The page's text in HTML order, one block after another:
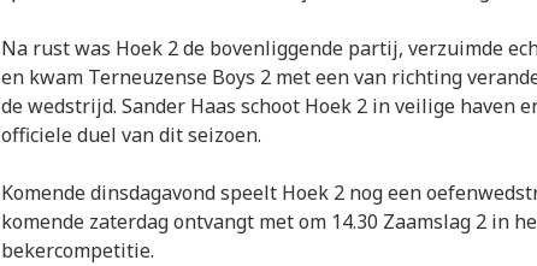
Na rust was Hoek 2 de bovenliggende partij, verzuimde
en kwam Terneuzense Boys 2 met een van richting
de wedstrijd. Sander Haas schoot Hoek 2 in veilige haven
officiele duel van dit seizoen.
Komende dinsdagavond speelt Hoek 2 nog een
komende zaterdag ontvangt met om 14.30 Zaamslag 2 in
bekercompetitie.